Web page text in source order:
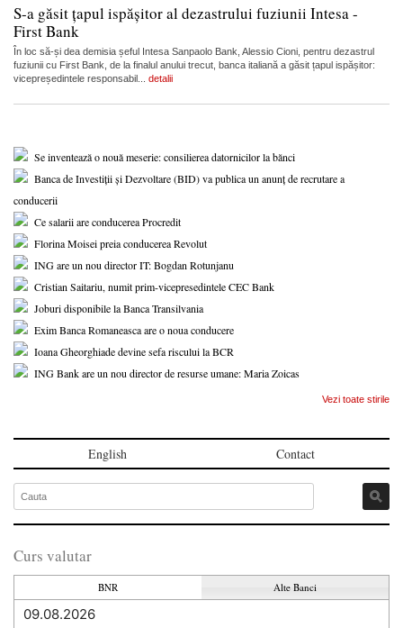
S-a găsit țapul ispășitor al dezastrului fuziunii Intesa -
First Bank
În loc să-și dea demisia șeful Intesa Sanpaolo Bank, Alessio Cioni, pentru dezastrul
fuziunii cu First Bank, de la finalul anului trecut, banca italiană a găsit țapul ispășitor:
vicepreședintele responsabil... detalii
Se inventează o nouă meserie: consilierea datornicilor la bănci
Banca de Investiții și Dezvoltare (BID) va publica un anunț de recrutare a
conducerii
Ce salarii are conducerea Procredit
Florina Moisei preia conducerea Revolut
ING are un nou director IT: Bogdan Rotunjanu
Cristian Saitariu, numit prim-vicepresedintele CEC Bank
Joburi disponibile la Banca Transilvania
Exim Banca Romaneasca are o noua conducere
Ioana Gheorghiade devine sefa riscului la BCR
ING Bank are un nou director de resurse umane: Maria Zoicas
Vezi toate stirile
English Contact
Curs valutar
BNR Alte Banci
09.08.2026